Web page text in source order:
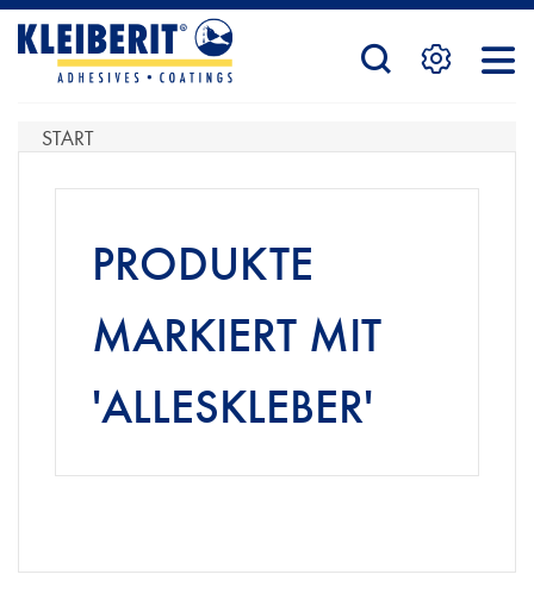
STARTSEITE
PRODUKTE
START
PRODUKTE
MARKIERT MIT
'ALLESKLEBER'